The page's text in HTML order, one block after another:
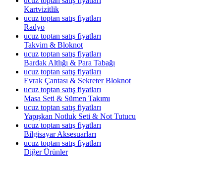
Kartvizitlik
ucuz toptan satış fiyatları
Radyo
ucuz toptan satış fiyatları
Takvim & Bloknot
ucuz toptan satış fiyatları
Bardak Altlığı & Para Tabağı
ucuz toptan satış fiyatları
Evrak Çantası & Sekreter Bloknot
ucuz toptan satış fiyatları
Masa Seti & Sümen Takımı
ucuz toptan satış fiyatları
Yapışkan Notluk Seti & Not Tutucu
ucuz toptan satış fiyatları
Bilgisayar Aksesuarları
ucuz toptan satış fiyatları
Diğer Ürünler